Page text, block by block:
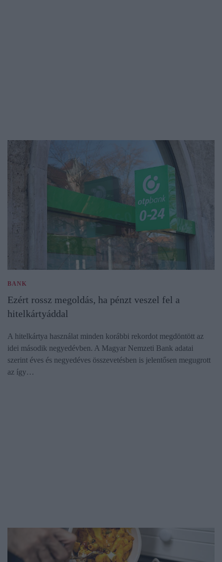
BANK
Ezért rossz megoldás, ha pénzt veszel fel a
hitelkártyáddal
A hitelkártya használat minden korábbi rekordot megdöntött az
idei második negyedévben. A Magyar Nemzeti Bank adatai
szerint éves és negyedéves összevetésben is jelentősen megugrott
az így…